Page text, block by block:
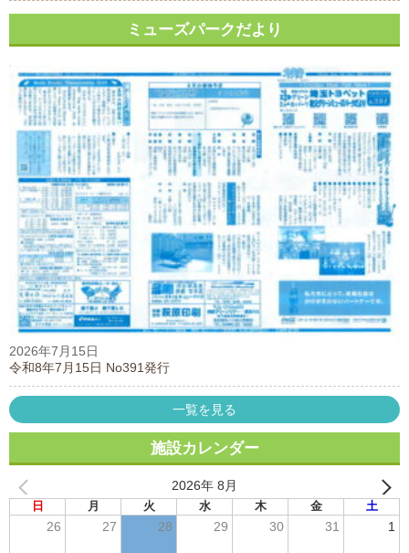
ミューズパークだより
2026年7月15日
令和8年7月15日 No391発行
一覧を見る
施設カレンダー
2026年 8月
日 月 火 水 木 金 土
26 27 28 29 30 31 1